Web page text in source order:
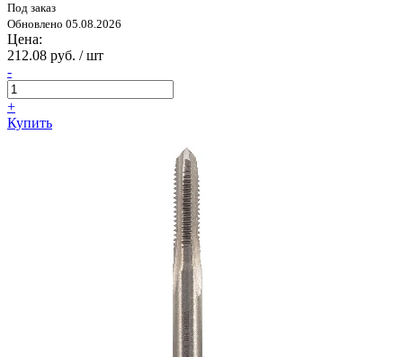
Под заказ
Обновлено 05.08.2026
Цена:
212.08 руб. / шт
-
+
Купить